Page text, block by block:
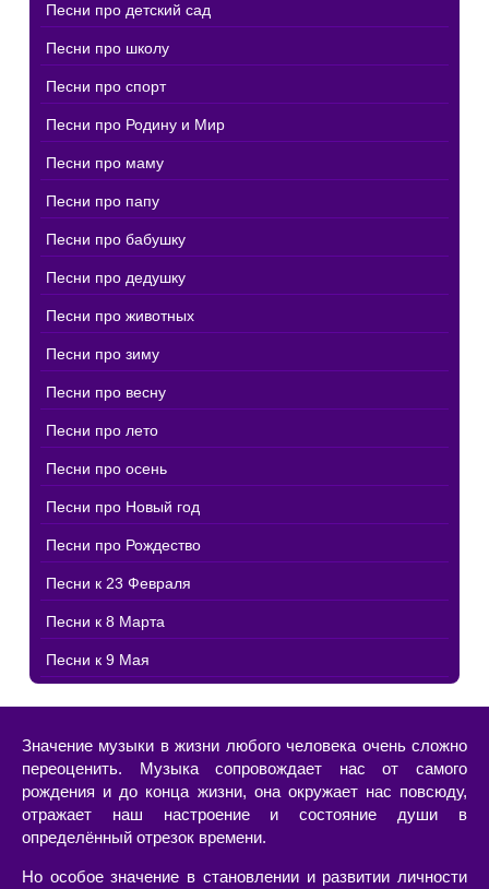
Песни про детский сад
Песни про школу
Песни про спорт
Песни про Родину и Мир
Песни про маму
Песни про папу
Песни про бабушку
Песни про дедушку
Песни про животных
Песни про зиму
Песни про весну
Песни про лето
Песни про осень
Песни про Новый год
Песни про Рождество
Песни к 23 Февраля
Песни к 8 Марта
Песни к 9 Мая
Значение музыки в жизни любого человека очень сложно
переоценить. Музыка сопровождает нас от самого
рождения и до конца жизни, она окружает нас повсюду,
отражает наш настроение и состояние души в
определённый отрезок времени.
Но особое значение в становлении и развитии личности